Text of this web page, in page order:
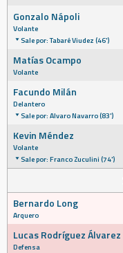
Gonzalo Nápoli
Volante
Sale por: Tabaré Viudez (46')
Matías Ocampo
Volante
Facundo Milán
Delantero
Sale por: Alvaro Navarro (83')
Kevin Méndez
Volante
Sale por: Franco Zuculini (74')
Bernardo Long
Arquero
Lucas Rodríguez Álvarez
Defensa